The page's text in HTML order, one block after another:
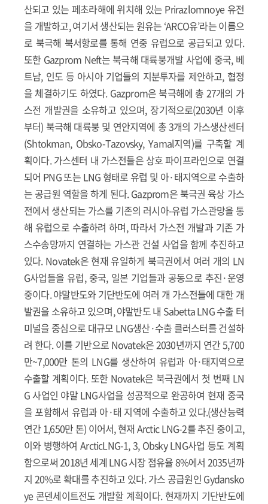
산되고 있는 페초라해에 위치해 있는 Prirazlomnoye 유전
을 개발하고, 여기서 생산되는 원유는 ‘ARCO유’라는 이름으
로 북극해 북서항로를 통해 연중 유럽으로 공급되고 있다.
또한 Gazprom Neft는 북극해 대륙붕개발 사업에 중국, 베
트남, 인도 등 아시아 기업들의 지분투자를 제안하고, 협정
을 체결하기도 하였다. Gazprom은 북극해에 총 27개의 가
스전 개발권을 소유하고 있으며, 장기적으로(2030년 이후
부터) 북극해 대륙붕 및 연안지역에 총 3개의 가스생산센터
(Shtokman, Obsko-Tazovsky, Yamal지역)를 구축할 계
획이다. 가스센터 내 가스전들은 상호 파이프라인으로 연결
되어 PNG 또는 LNG 형태로 유럽 및 아·태지역으로 수출하
는 공급원 역할을 하게 된다. Gazprom은 북극권 육상 가스
전에서 생산되는 가스를 기존의 러시아-유럽 가스관망을 통
해 유럽으로 수출하려 하며, 따라서 가스전 개발과 기존 가
스수송망까지 연결하는 가스관 건설 사업을 함께 추진하고
있다. Novatek은 현재 유일하게 북극권에서 여러 개의 LN
G사업들을 유럽, 중국, 일본 기업들과 공동으로 추진·운영
중이다. 야말반도와 기단반도에 여러 개 가스전들에 대한 개
발권을 소유하고 있으며, 야말반도 내 Sabetta LNG 수출 터
미널을 중심으로 대규모 LNG생산·수출 클러스터를 건설하
려 한다. 이를 기반으로 Novatek은 2030년까지 연간 5,700
만~7,000만 톤의 LNG를 생산하여 유럽과 아·태지역으로
수출할 계획이다. 또한 Novatek은 북극권에서 첫 번째 LN
G 사업인 야말 LNG사업을 성공적으로 완공하여 현재 중국
을 포함해서 유럽과 아·태 지역에 수출하고 있다.(생산능력
연간 1,650만 톤) 이어서, 현재 Arctic LNG-2를 추진 중이고,
이와 병행하여 ArcticLNG-1, 3, Obsky LNG사업 등도 계획
함으로써 2018년 세계 LNG 시장 점유율 8%에서 2035년까
지 20%로 확대를 추진하고 있다. 가스 공급원인 Gydansko
ye 콘덴세이트전도 개발할 계획이다. 현재까지 기단반도에